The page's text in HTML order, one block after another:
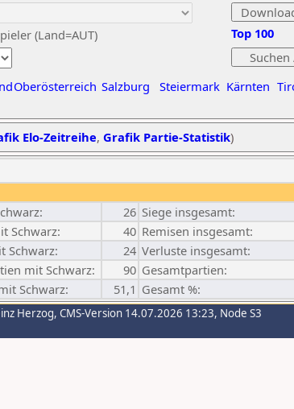
(Land=AUT)
Oberösterreich Salzburg Steiermark Kärnten
Top 100
Elo-Zeitreihe, Grafik Partie-Statistik)
26 Siege insgesamt:
Schwarz: 40 Remisen insgesamt:
Schwarz: 24 Verluste insgesamt:
mit Schwarz: 90 Gesamtpartien:
Schwarz: 51,1 Gesamt %:
Herzog, CMS-Version 14.07.2026 13:23, Node S3